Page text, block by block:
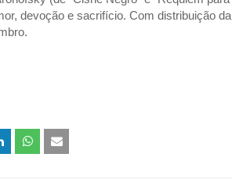
devoção e sacrifício. Com distribuição da